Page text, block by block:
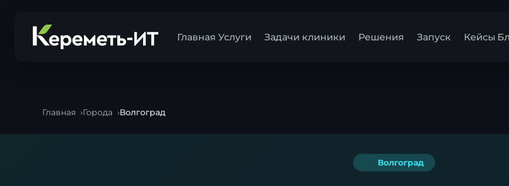
Главная Услуги Задачи клиники Решения Запуск Кейсы
Главная Города Волгоград
Волгоград